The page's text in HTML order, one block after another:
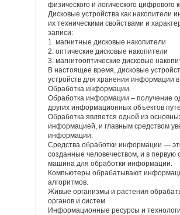
физического и логического
Дисковые устройства как накопители
их техническими свойствами и
записи:
1. магнитные дисковые накопители
2. оптические дисковые накопители
3. магнитооптические дисковые
В настоящее время, дисковые
устройств для хранения информации
Обработка информации.
Обработка информации – получение
других информационных объектов
Обработка является одной из
информацией, и главным средством
информации.
Средства обработки информации —
созданные человечеством, и в
машина для обработки информации.
Компьютеры обрабатывают
алгоритмов.
Живые организмы и растения
органов и систем.
Информационные ресурсы и